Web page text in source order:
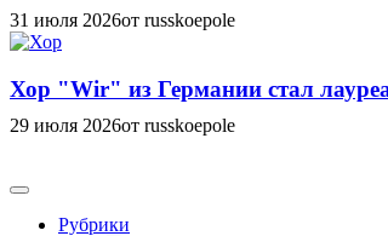
31 июля 2026от russkoepole
Хор "Wir" из Германии стал
29 июля 2026от russkoepole
Рубрики